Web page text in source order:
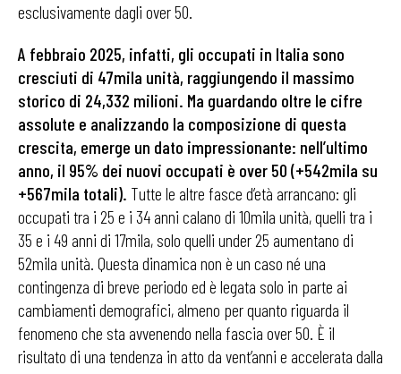
esclusivamente dagli over 50.
A febbraio 2025, infatti, gli occupati in Italia sono
cresciuti di 47mila unità, raggiungendo il massimo
storico di 24,332 milioni. Ma guardando oltre le cifre
assolute e analizzando la composizione di questa
crescita, emerge un dato impressionante: nell’ultimo
anno, il 95% dei nuovi occupati è over 50 (+542mila su
+567mila totali). Tutte le altre fasce d’età arrancano: gli
occupati tra i 25 e i 34 anni calano di 10mila unità, quelli tra i
35 e i 49 anni di 17mila, solo quelli under 25 aumentano di
52mila unità. Questa dinamica non è un caso né una
contingenza di breve periodo ed è legata solo in parte ai
cambiamenti demografici, almeno per quanto riguarda il
fenomeno che sta avvenendo nella fascia over 50. È il
risultato di una tendenza in atto da vent’anni e accelerata dalla